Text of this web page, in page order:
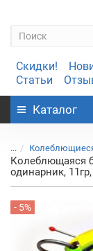
Скидки!
Статьи
Каталог
...
Колеблющаяся
одинарник,
- 5%